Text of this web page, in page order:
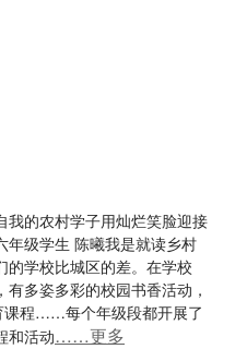
我的农村学子用灿烂笑脸迎接
年级学生 陈曦我是就读乡村
的学校比城区的差。在学校
多姿多彩的校园书香活动，
课程……每个年级段都开展了
和活动……更多